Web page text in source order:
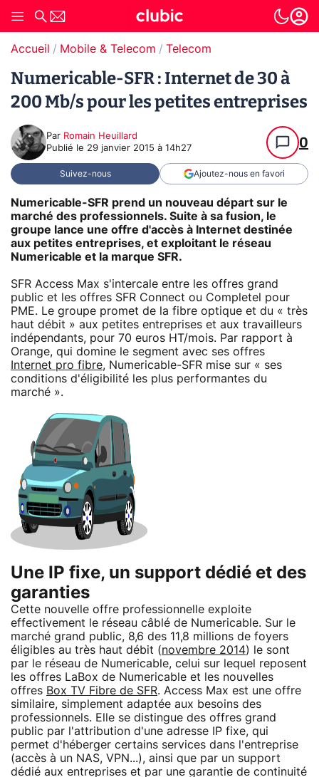
Accueil Mobile & Telecom Telecom
Numericable-SFR : Internet de 30 à
200 Mb/s pour les petites entreprises
Par Romain Heuillard
Publié le 29 janvier 2015 à 14h27 0
Suivez-nous Ajoutez-nous en favori
Numericable-SFR prend un nouveau départ sur le
marché des professionnels. Suite à sa fusion, le
groupe lance une offre d'accès à Internet destinée
aux petites entreprises, et exploitant le réseau
Numericable et la marque SFR.
SFR Access Max s'intercale entre les offres grand
public et les offres SFR Connect ou Completel pour
PME. Le groupe promet de la fibre optique et du « très
haut débit » aux petites entreprises et aux travailleurs
indépendants, pour 70 euros HT/mois. Par rapport à
Orange, qui domine le segment avec ses offres
Internet pro fibre, Numericable-SFR mise sur « ses
conditions d'éligibilité les plus performantes du
marché ».
Une IP fixe, un support dédié et des
garanties
Cette nouvelle offre professionnelle exploite
effectivement le réseau câblé de Numericable. Sur le
marché grand public, 8,6 des 11,8 millions de foyers
éligibles au très haut débit (novembre 2014) le sont
par le réseau de Numericable, celui sur lequel reposent
les offres LaBox de Numericable et les nouvelles
offres Box TV Fibre de SFR. Access Max est une offre
similaire, simplement adaptée aux besoins des
professionnels. Elle se distingue des offres grand
public par l'attribution d'une adresse IP fixe, qui
permet d'héberger certains services dans l'entreprise
(accès à un NAS, VPN...), ainsi que par un support
dédié aux entreprises et par une garantie de continuité